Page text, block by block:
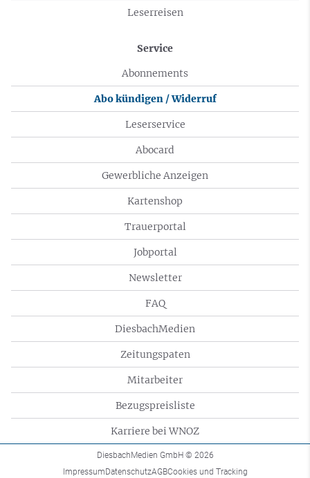
Leserreisen
Service
Abonnements
Abo kündigen / Widerruf
Leserservice
Abocard
Gewerbliche Anzeigen
Kartenshop
Trauerportal
Jobportal
Newsletter
FAQ
DiesbachMedien
Zeitungspaten
Mitarbeiter
Bezugspreisliste
Karriere bei WNOZ
DiesbachMedien GmbH © 2026
ImpressumDatenschutzAGBCookies und Tracking